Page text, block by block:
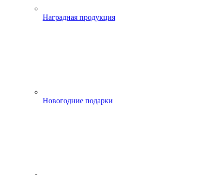
Наградная продукция
Новогодние подарки